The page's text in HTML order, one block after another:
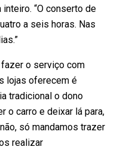
“O conserto de
a seis horas. Nas
o serviço com
lojas oferecem é
tradicional o dono
o carro e deixar lá para,
só mandamos trazer
realizar